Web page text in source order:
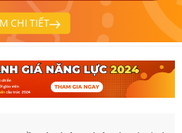
CHI TIẾT